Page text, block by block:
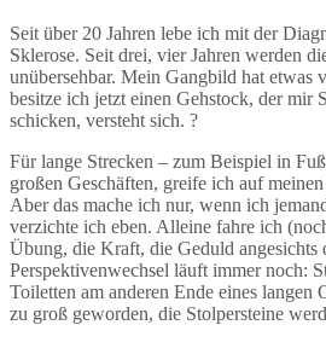
Seit über 20 Jahren lebe ich mit der
Sklerose. Seit drei, vier Jahren werden
unübersehbar. Mein Gangbild hat etwas
besitze ich jetzt einen Gehstock, der mir
schicken, versteht sich. ?
Für lange Strecken – zum Beispiel in
großen Geschäften, greife ich auf
Aber das mache ich nur, wenn ich
verzichte ich eben. Alleine fahre ich
Übung, die Kraft, die Geduld angesichts
Perspektivenwechsel läuft immer noch:
Toiletten am anderen Ende eines langen
zu groß geworden, die Stolpersteine